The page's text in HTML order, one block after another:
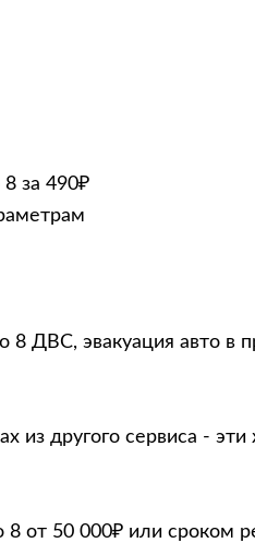
8 за 490₽
8 ДВС, эвакуация авто в
из другого сервиса -
8 от 50 000₽ или сроком